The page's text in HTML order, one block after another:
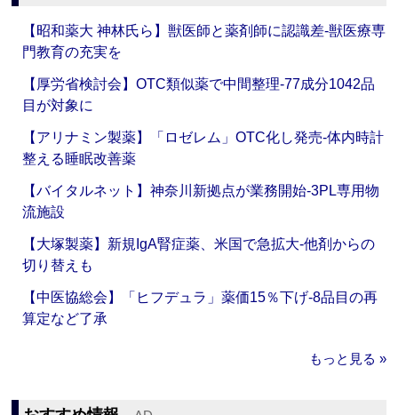
【昭和薬大 神林氏ら】獣医師と薬剤師に認識差‐獣医療専
門教育の充実を
【厚労省検討会】OTC類似薬で中間整理‐77成分1042品
目が対象に
【アリナミン製薬】「ロゼレム」OTC化し発売‐体内時計
整える睡眠改善薬
【バイタルネット】神奈川新拠点が業務開始‐3PL専用物
流施設
【大塚製薬】新規IgA腎症薬、米国で急拡大‐他剤からの
切り替えも
【中医協総会】「ヒフデュラ」薬価15％下げ‐8品目の再
算定など了承
もっと見る »